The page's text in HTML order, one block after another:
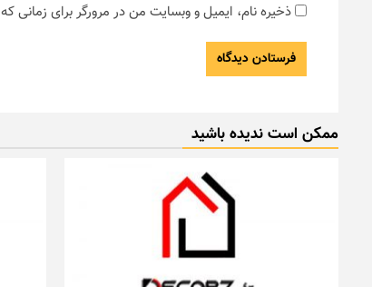
ذخیره نام، ایمیل و وبسایت من در مرورگر برای زمانی
ممکن است ندیده باشید